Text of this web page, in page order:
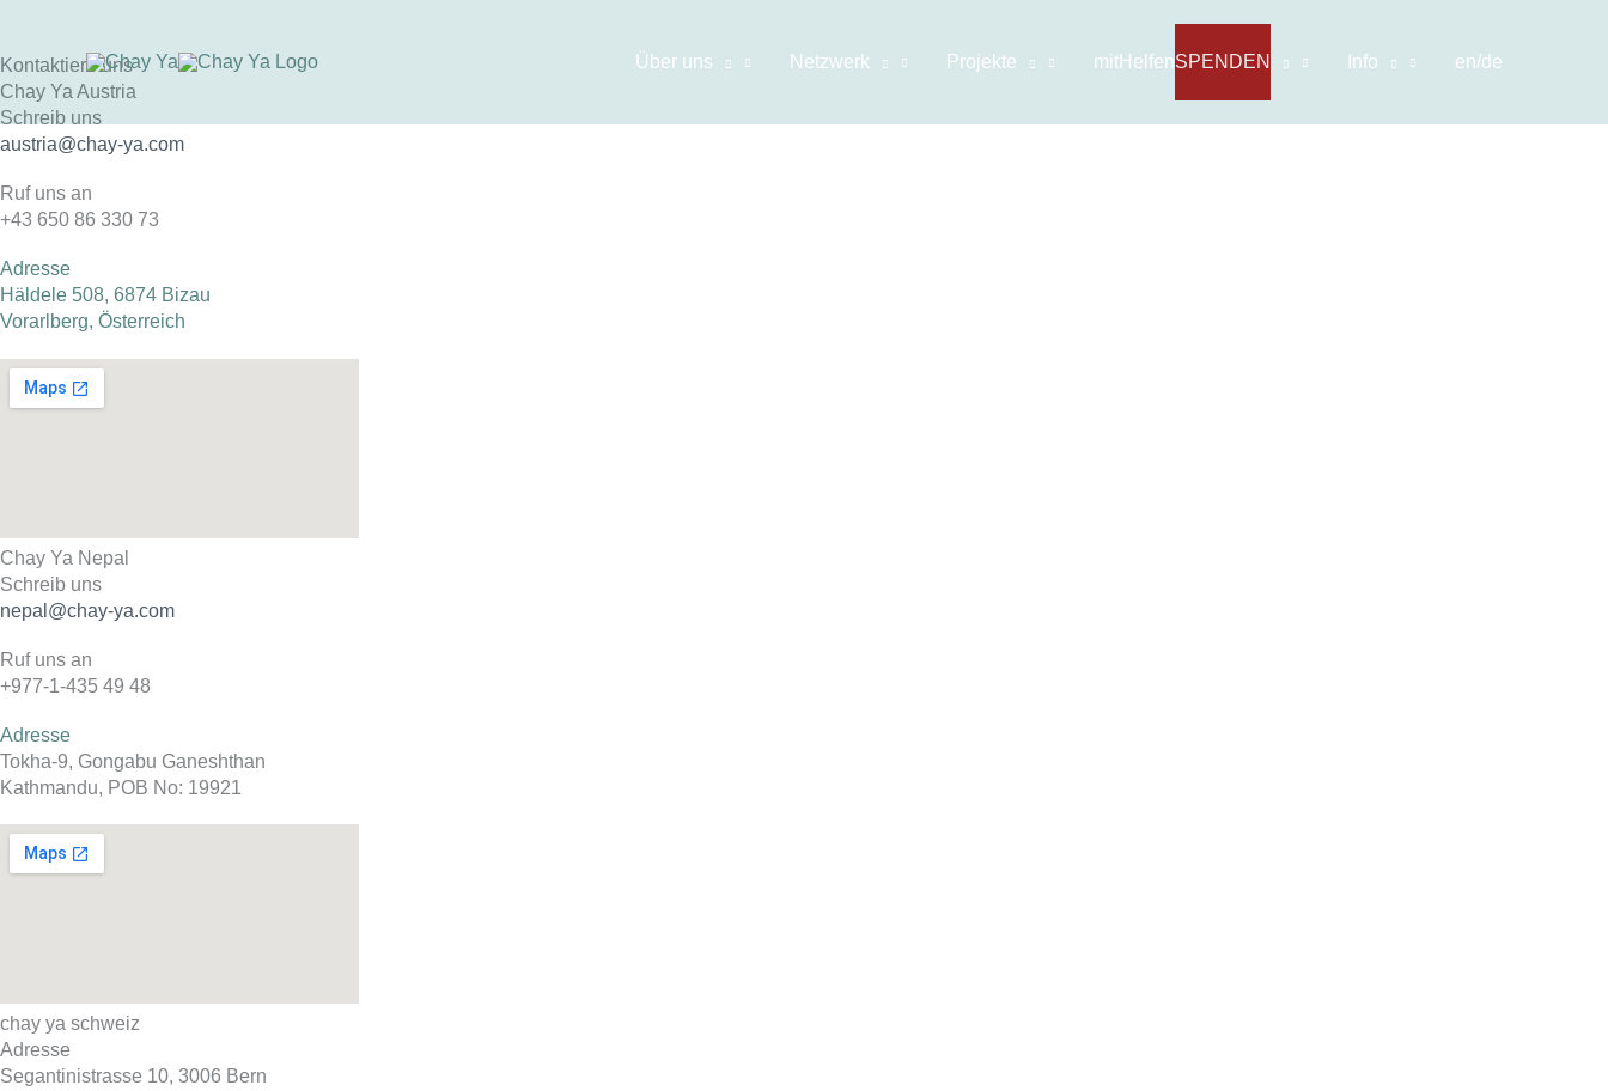
content
Über uns Netzwerk Projekte mitHelfenSPENDEN Info en/de
Kontaktiere uns
Chay Ya Austria
Schreib uns
austria@chay-ya.com
Ruf uns an
+43 650 86 330 73
Adresse
Häldele 508, 6874 Bizau
Vorarlberg, Österreich
Chay Ya Nepal
Schreib uns
nepal@chay-ya.com
Ruf uns an
+977-1-435 49 48
Adresse
Tokha-9, Gongabu Ganeshthan
Kathmandu, POB No: 19921
chay ya schweiz
Adresse
Segantinistrasse 10, 3006 Bern